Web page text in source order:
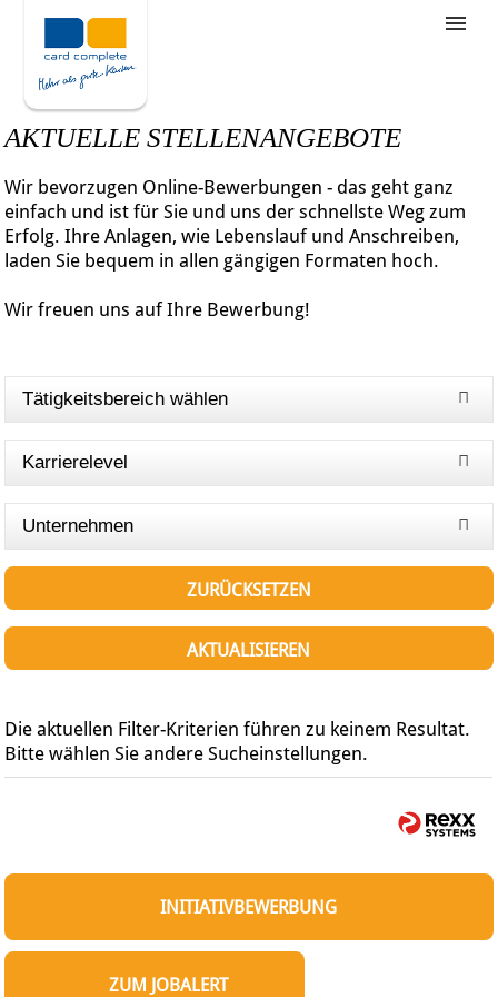
Stellenangebote
Unternehmensziele
Wie bewerbe ich mich
AKTUELLE STELLENANGEBOTE
Wir bevorzugen Online-Bewerbungen - das geht ganz
einfach und ist für Sie und uns der schnellste Weg zum
Erfolg. Ihre Anlagen, wie Lebenslauf und Anschreiben,
laden Sie bequem in allen gängigen Formaten hoch.
Wir freuen uns auf Ihre Bewerbung!
Tätigkeitsbereich wählen
Karrierelevel
Unternehmen
ZURÜCKSETZEN
AKTUALISIEREN
Die aktuellen Filter-Kriterien führen zu keinem Resultat.
Bitte wählen Sie andere Sucheinstellungen.
INITIATIVBEWERBUNG
ZUM JOBALERT